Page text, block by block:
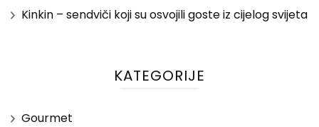
Kinkin – sendviči koji su osvojili goste iz cijelog svijeta
KATEGORIJE
Gourmet